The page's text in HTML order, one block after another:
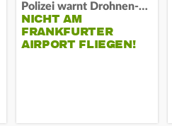
Polizei warnt Drohnen-Besitzer
NICHT AM
FRANKFURTER
AIRPORT FLIEGEN!